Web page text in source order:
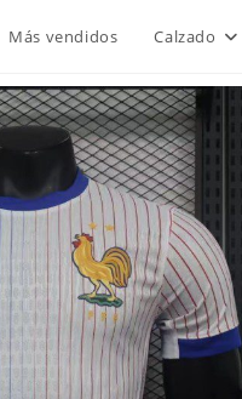
Más vendidos Calzado